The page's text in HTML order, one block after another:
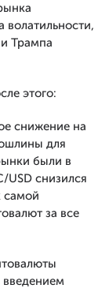
волатильности,
Трампа
этого:
снижение на
для
были в
USD снизился
самой
за все